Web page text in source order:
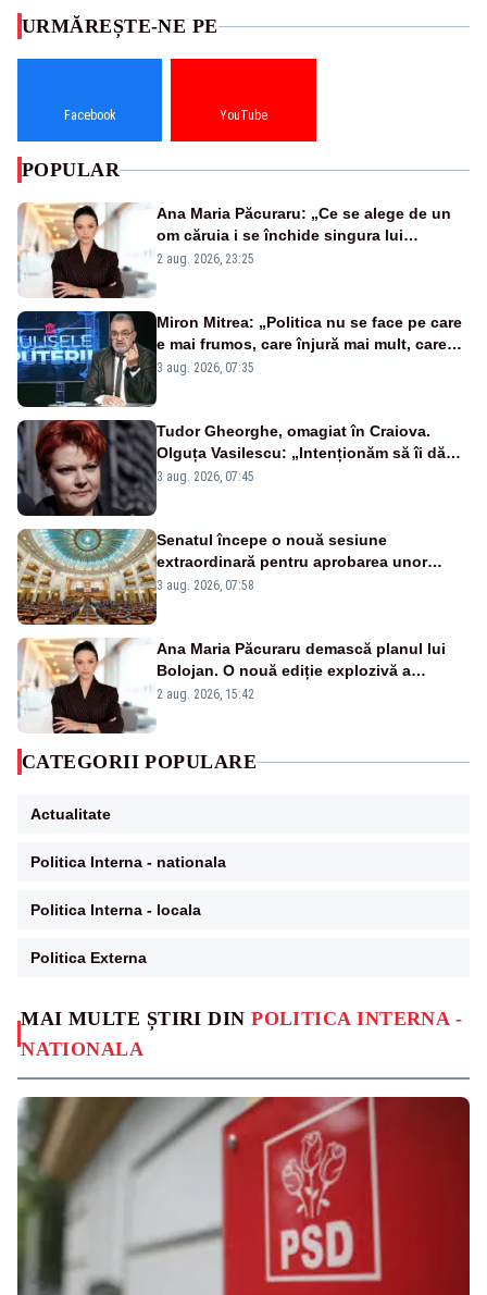
MAI MULTE ȘTIRI DINPOLITICA INTERNA -
NATIONALA
URMĂREȘTE-NE PE
Facebook YouTube
POPULAR
Ana Maria Păcuraru: „Ce se alege de un
om căruia i se închide singura lui
portiță?”
2 aug. 2026, 23:25
Miron Mitrea: „Politica nu se face pe care
e mai frumos, care înjură mai mult, care
țipă mai tare, ci pe proiecte”
3 aug. 2026, 07:35
Tudor Gheorghe, omagiat în Craiova.
Olguța Vasilescu: „Intenționăm să îi dăm
numele lui”
3 aug. 2026, 07:45
Senatul începe o nouă sesiune
extraordinară pentru aprobarea unor
jaloane din PNRR
3 aug. 2026, 07:58
Ana Maria Păcuraru demască planul lui
Bolojan. O nouă ediție explozivă a
emisiunii „Miza Zilei” la Realitatea PLUS
2 aug. 2026, 15:42
CATEGORII POPULARE
Actualitate
Politica Interna - nationala
Politica Interna - locala
Politica Externa